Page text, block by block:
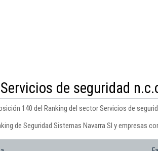
de seguridad
140 del Ranking del sector Servicios de
de Seguridad Sistemas Navarra Sl y empresas